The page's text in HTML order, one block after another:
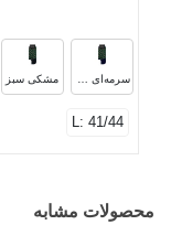
سرمه‌ای سبز مشکی سبز
L: 41/44
محصولات مشابه